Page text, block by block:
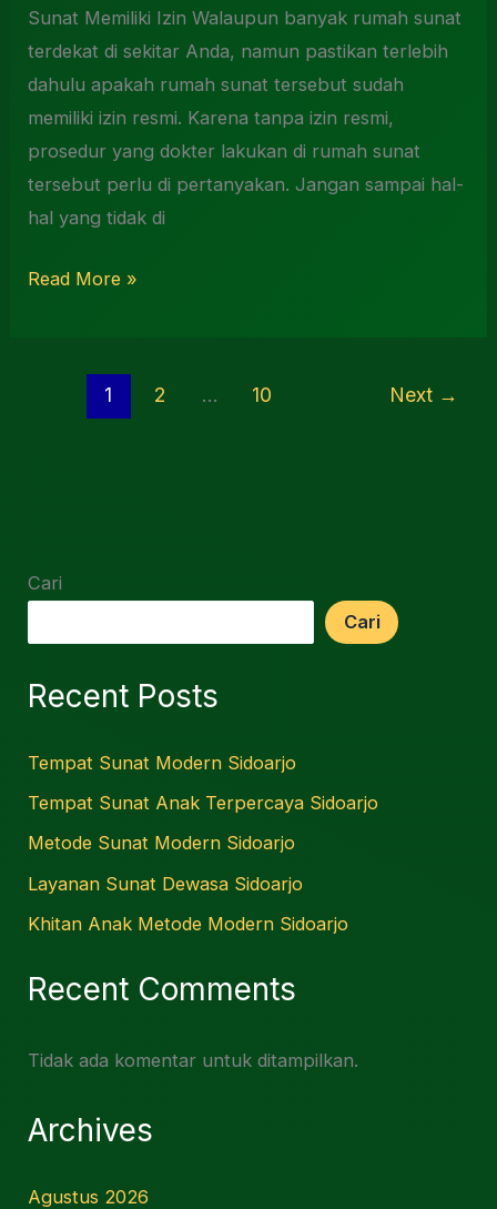
Sunat Memiliki Izin Walaupun banyak rumah sunat
terdekat di sekitar Anda, namun pastikan terlebih
dahulu apakah rumah sunat tersebut sudah
memiliki izin resmi. Karena tanpa izin resmi,
prosedur yang dokter lakukan di rumah sunat
tersebut perlu di pertanyakan. Jangan sampai hal-
hal yang tidak di
Read More »
1 2 … 10 Next →
Cari
Cari
Recent Posts
Tempat Sunat Modern Sidoarjo
Tempat Sunat Anak Terpercaya Sidoarjo
Metode Sunat Modern Sidoarjo
Layanan Sunat Dewasa Sidoarjo
Khitan Anak Metode Modern Sidoarjo
Recent Comments
Tidak ada komentar untuk ditampilkan.
Archives
Agustus 2026